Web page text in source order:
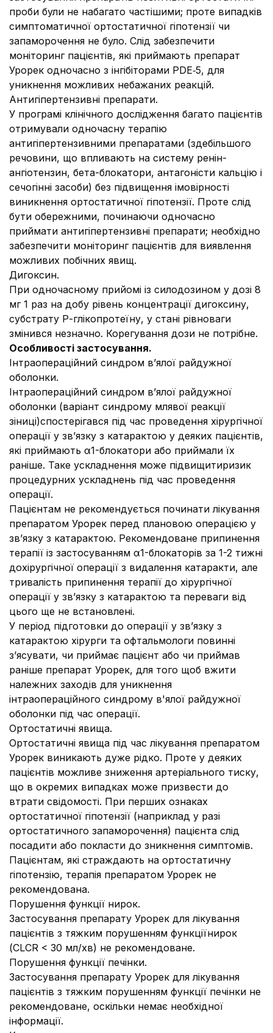
проби були не набагато частішими; проте випадків
симптоматичної ортостатичної гіпотензії чи
запаморочення не було. Слід забезпечити
моніторинг пацієнтів, які приймають препарат
Урорек одночасно з інгібіторами PDE‑5, для
уникнення можливих небажаних реакцій.
Антигіпертензивні препарати.
У програмі клінічного дослідження багато пацієнтів
отримували одночасну терапію
антигіпертензивними препаратами (здебільшого
речовини, що впливають на систему ренін-
ангіотензин, бета-блокатори, антагоністи кальцію і
сечогінні засоби) без підвищення імовірності
виникнення ортостатичної гіпотензії. Проте слід
бути обережними, починаючи одночасно
приймати антигіпертензивні препарати; необхідно
забезпечити моніторинг пацієнтів для виявлення
можливих побічних явищ.
Дигоксин.
При одночасному прийомі із силодозином у дозі 8
мг 1 раз на добу рівень концентрації дигоксину,
субстрату Р-глікопротеїну, у стані рівноваги
змінився незначно. Корегування дози не потрібне.
Особливості застосування.
Інтраопераційний синдром в’ялої райдужної
оболонки.
Інтраопераційний синдром в’ялої райдужної
оболонки (варіант синдрому млявої реакції
зіниці)спостерігався під час проведення хірургічної
операції у зв’язку з катарактою у деяких пацієнтів,
які приймають α1-блокатори або приймали їх
раніше. Таке ускладнення може підвищитиризик
процедурних ускладнень під час проведення
операції.
Пацієнтам не рекомендується починати лікування
препаратом Урорек перед плановою операцією у
зв’язку з катарактою. Рекомендоване припинення
терапії із застосуванням α1-блокаторів за 1-2 тижні
дохірургічної операції з видалення катаракти, але
тривалість припинення терапії до хірургічної
операції у зв’язку з катарактою та переваги від
цього ще не встановлені.
У період підготовки до операції у зв’язку з
катарактою хірурги та офтальмологи повинні
з’ясувати, чи приймає пацієнт або чи приймав
раніше препарат Урорек, для того щоб вжити
належних заходів для уникнення
інтраопераційного синдрому в'ялої райдужної
оболонки під час операції.
Ортостатичні явища.
Ортостатичні явища під час лікування препаратом
Урорек виникають дуже рідко. Проте у деяких
пацієнтів можливе зниження артеріального тиску,
що в окремих випадках може призвести до
втрати свідомості. При перших ознаках
ортостатичної гіпотензії (наприклад у разі
ортостатичного запаморочення) пацієнта слід
посадити або покласти до зникнення симптомів.
Пацієнтам, які страждають на ортостатичну
гіпотензію, терапія препаратом Урорек не
рекомендована.
Порушення функції нирок.
Застосування препарату Урорек для лікування
пацієнтів з тяжким порушенням функціїнирок
(СLСR < 30 мл/хв) не рекомендоване.
Порушення функції печінки.
Застосування препарату Урорек для лікування
пацієнтів з тяжким порушенням функції печінки не
рекомендоване, оскільки немає необхідної
інформації.